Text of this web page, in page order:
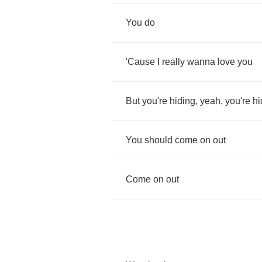
You do
'Cause really wanna love you
But you're hiding, yeah, you're
You should come on out
Come on out